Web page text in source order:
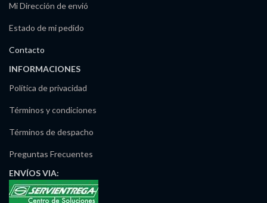
Mi Dirección de envió
Estado de mi pedido
Contacto
INFORMACIONES
Política de privacidad
Términos y condiciones
Términos de despacho
Preguntas Frecuentes
ENVÍOSVIA: